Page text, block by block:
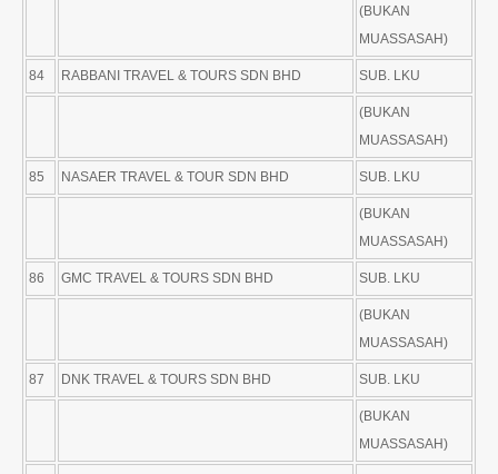
(BUKAN
MUASSASAH)
84 RABBANI TRAVEL & TOURS SDN BHD SUB. LKU
(BUKAN
MUASSASAH)
85 NASAER TRAVEL & TOUR SDN BHD SUB. LKU
(BUKAN
MUASSASAH)
86 GMC TRAVEL & TOURS SDN BHD SUB. LKU
(BUKAN
MUASSASAH)
87 DNK TRAVEL & TOURS SDN BHD SUB. LKU
(BUKAN
MUASSASAH)